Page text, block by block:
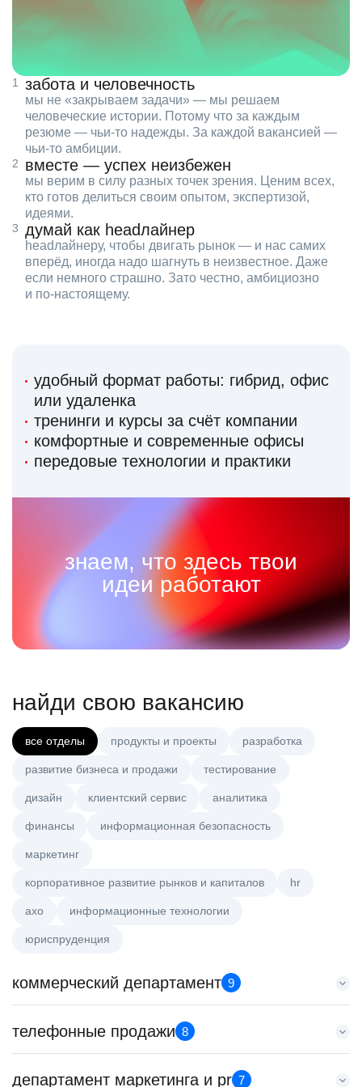
забота и человечность
мы не «закрываем задачи» — мы решаем
человеческие истории. Потому что за каждым
резюме — чьи‑то надежды. За каждой вакансией —
чьи‑то амбиции.
вместе — успех неизбежен
мы верим в силу разных точек зрения. Ценим всех,
кто готов делиться своим опытом, экспертизой,
идеями.
думай как headлайнер
headлайнеру, чтобы двигать рынок — и нас самих
вперёд, иногда надо шагнуть в неизвестное. Даже
если немного страшно. Зато честно, амбициозно
и по‑настоящему.
удобный формат работы: гибрид, офис
или удаленка
тренинги и курсы за счёт компании
комфортные и современные офисы
передовые технологии и практики
знаем, что здесь твои
идеи работают
найди свою вакансию
все отделы продукты и проекты разработка
развитие бизнеса и продажи тестирование
дизайн клиентский сервис аналитика
финансы информационная безопасность
маркетинг
корпоративное развитие рынков и капиталов hr
axo информационные технологии
юриспруденция
коммерческий департамент 9
Key Account Manager (EdTech)
HeadHunter::Коммерческий департамент
150000 ₽
телефонные продажи 8
Менеджер по продажам B2B (сегмент SMB)
департамент маркетинга и pr 7